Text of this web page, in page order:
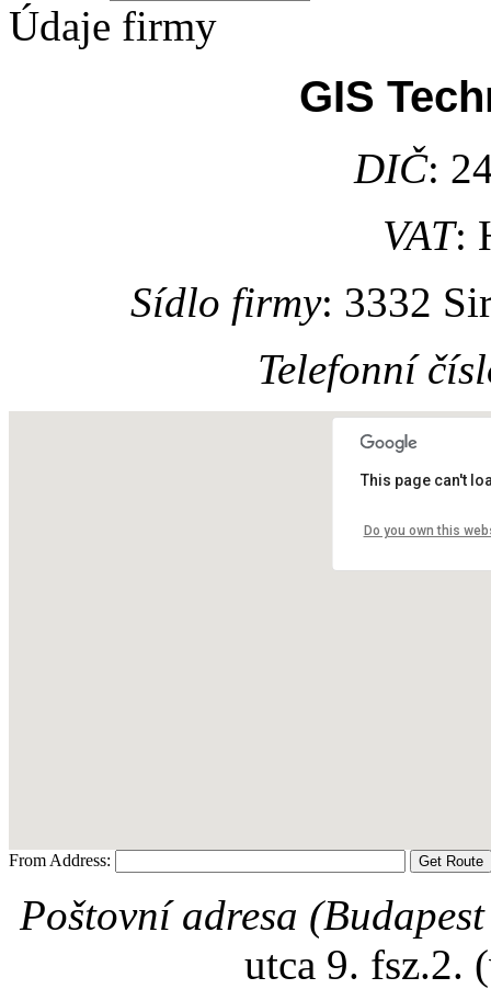
Údaje firmy
GIS
DIČ:
VAT:
Sídlo firmy: 3332
Telefonní
This page can't
Do you own this
From Address:
Poštovní adresa (Budapest
utca 9. fsz.2.